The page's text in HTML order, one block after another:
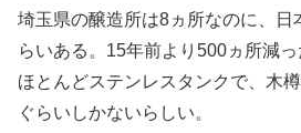
埼玉県の醸造所は8ヵ所なのに、日
らいある。15年前より500ヵ所減っ
ほとんどステンレスタンクで、木
ぐらいしかないらしい。